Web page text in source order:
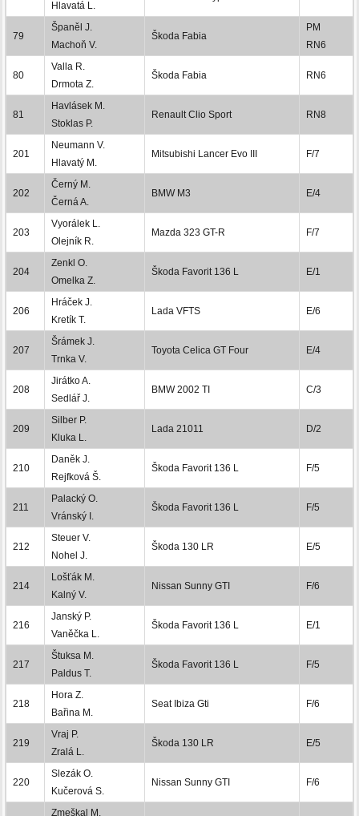
Hlavatá L.
79
Španěl J.
Machoň V.
Škoda Fabia
PM
RN6
80
Valla R.
Drmota Z.
Škoda Fabia RN6
81
Havlásek M.
Stoklas P.
Renault Clio Sport RN8
201
Neumann V.
Hlavatý M.
Mitsubishi Lancer Evo III F/7
202
Černý M.
Černá A.
BMW M3 E/4
203
Vyorálek L.
Olejník R.
Mazda 323 GT-R F/7
204
Zenkl O.
Omelka Z.
Škoda Favorit 136 L E/1
206
Hráček J.
Kretík T.
Lada VFTS E/6
207
Šrámek J.
Trnka V.
Toyota Celica GT Four E/4
208
Jirátko A.
Sedlář J.
BMW 2002 TI C/3
209
Silber P.
Kluka L.
Lada 21011 D/2
210
Daněk J.
Rejfková Š.
Škoda Favorit 136 L F/5
211
Palacký O.
Vránský I.
Škoda Favorit 136 L F/5
212
Steuer V.
Nohel J.
Škoda 130 LR E/5
214
Lošťák M.
Kalný V.
Nissan Sunny GTI F/6
216
Janský P.
Vaněčka L.
Škoda Favorit 136 L E/1
217
Štuksa M.
Paldus T.
Škoda Favorit 136 L F/5
218
Hora Z.
Bařina M.
Seat Ibiza Gti F/6
219
Vraj P.
Zralá L.
Škoda 130 LR E/5
220
Slezák O.
Kučerová S.
Nissan Sunny GTI F/6
Zmeškal M.